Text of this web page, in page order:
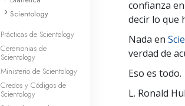
confianza
decir lo que
Nada en
verdad de
Eso es todo.
L. Ronald
Scientology
Prácticas de Scientology
Ceremonias de
Scientology
Ministerio de Scientology
Credos y Códigos de
Scientology